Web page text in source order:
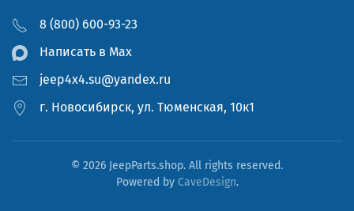
8 (800) 600-93-23
Написать в Мах
jeep4x4.su@yandex.ru
г. Новосибирск, ул. Тюменская, 10к1
© 2026 JeepParts.shop. All rights reserved.
Powered by CaveDesign.